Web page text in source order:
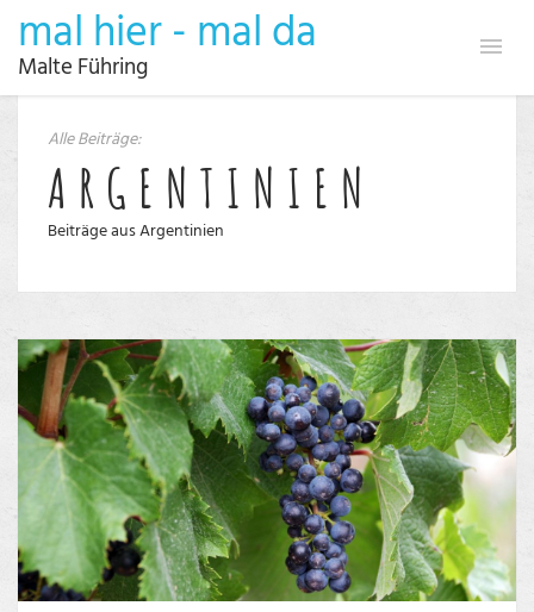
mal hier - mal da
Malte Führing
Alle Beiträge:
ARGENTINIEN
Beiträge aus Argentinien